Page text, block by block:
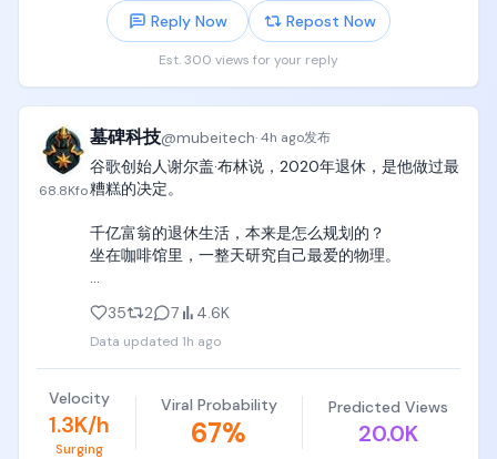
Reply Now Repost Now
Est. 300 views for your reply
68.8Kfo
墓碑科技@mubeitech·4h ago发布
谷歌创始人谢尔盖·布林说，2020年退休，是他做过最
糟糕的决定。
千亿富翁的退休生活，本来是怎么规划的？
坐在咖啡馆里，一整天研究自己最爱的物理。
他退休大概一个月后，疫情爆发了。
咖啡馆全关了。
无事可做，天天憋着。
他承认，当时感觉自己废了。
脑子变迟钝，整个人螺旋式下滑。
35 2 7 4.6K
Data updated 1h ago
Velocity
1.3K/h
Surging
Viral Probability
67%
Predicted Views
20.0K